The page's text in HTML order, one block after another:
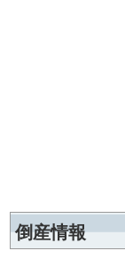
倒産情報